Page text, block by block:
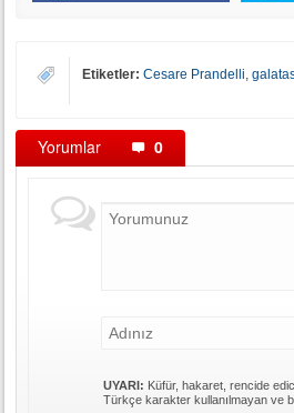
Etiketler: Cesare Prandelli,
Yorumlar 0
UYARI: Küfür, hakaret, rencide
Türkçe karakter kullanılmayan ve